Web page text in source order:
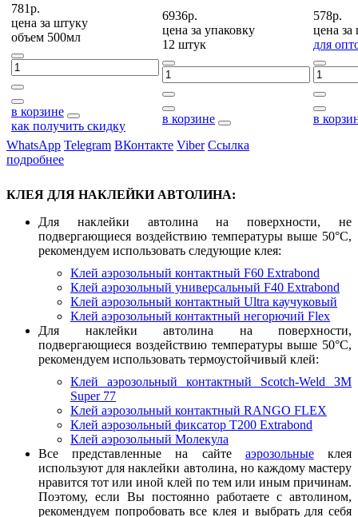
781р.
цена за штуку
объем 500мл
в корзине
как получить скидку
6936р.
цена за упаковку
12 штук
в корзине
578р.
цена за
для
в
WhatsApp Telegram ВКонтакте Viber Ссылка
подробнее
КЛЕЯ ДЛЯ НАКЛЕЙКИ АВТОЛИНА:
Для наклейки автолина на поверхности, не
подвергающиеся воздействию температуры выше 50°С,
рекомендуем использовать следующие клея:
Клей аэрозольный контактный F60 Extrabond
Клей аэрозольный универсальный F40 Extrabond
Клей аэрозольный контактный Ultra каучуковый
Клей аэрозольный контактный негорючий Flex
Для наклейки автолина на поверхности,
подвергающиеся воздействию температуры выше 50°С,
рекомендуем использовать термоустойчивый клей:
Клей аэрозольный контактный Scotch-Weld ЗМ
Super 77
Клей аэрозольный контактный RANGO FLEX
Клей аэрозольный фиксатор T200 Extrabond
Клей аэрозольный Молекула
Все представленные на сайте аэрозольныеклея
используют для наклейки автолина, но каждому мастеру
нравится тот или иной клей по тем или иным причинам.
Поэтому, если Вы постоянно работаете с автолином,
рекомендуем попробовать все клея и выбрать для себя